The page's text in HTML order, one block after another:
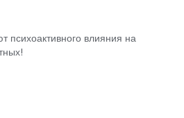
психоактивного влияния на